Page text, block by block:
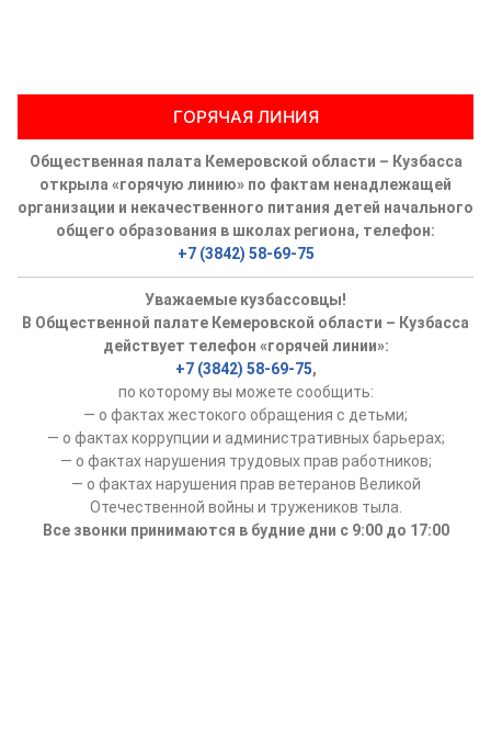
ГОРЯЧАЯ ЛИНИЯ
Общественная палата Кемеровской области – Кузбасса
открыла «горячую линию» по фактам ненадлежащей
организации и некачественного питания детей начального
общего образования в школах региона, телефон:
+7 (3842) 58-69-75
Уважаемые кузбассовцы!
В Общественной палате Кемеровской области – Кузбасса
действует телефон «горячей линии»:
+7 (3842) 58-69-75,
по которому вы можете сообщить:
— о фактах жестокого обращения с детьми;
— о фактах коррупции и административных барьерах;
— о фактах нарушения трудовых прав работников;
— о фактах нарушения прав ветеранов Великой
Отечественной войны и тружеников тыла.
Все звонки принимаются в будние дни с 9:00 до 17:00